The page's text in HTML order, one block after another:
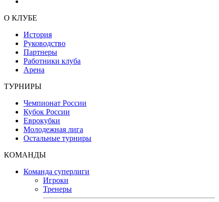
О КЛУБЕ
История
Руководство
Партнеры
Работники клуба
Арена
ТУРНИРЫ
Чемпионат России
Кубок России
Еврокубки
Молодежная лига
Остальные турниры
КОМАНДЫ
Команда суперлиги
Игроки
Тренеры